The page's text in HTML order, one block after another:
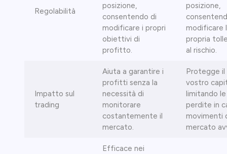
Regolabilità
posizione,
consentendo di
modificare i propri
obiettivi di
profitto.
posizione,
modificare
propria
al rischio.
Impatto sul
trading
Aiuta a garantire i
profitti senza la
necessità di
monitorare
costantemente il
mercato.
Protegge il
vostro
limitando le
perdite in
movimenti
mercato
Efficace nei